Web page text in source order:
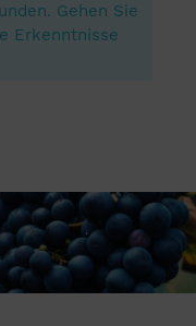
Gehen Sie
Erkenntnisse